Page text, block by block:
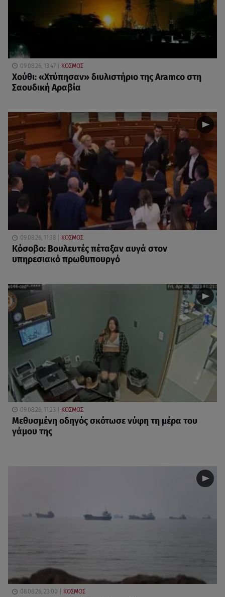
09.08.26, 13:47 ΚΟΣΜΟΣ
Χούθι: «Χτύπησαν» διυλιστήριο της Aramco στη
Σαουδική Αραβία
09.08.26, 11:38 ΚΟΣΜΟΣ
Κόσοβο: Βουλευτές πέταξαν αυγά στον
υπηρεσιακό πρωθυπουργό
09.08.26, 11:23 ΚΟΣΜΟΣ
Μεθυσμένη οδηγός σκότωσε νύφη τη μέρα του
γάμου της
08.08.26, 23:00 ΚΟΣΜΟΣ